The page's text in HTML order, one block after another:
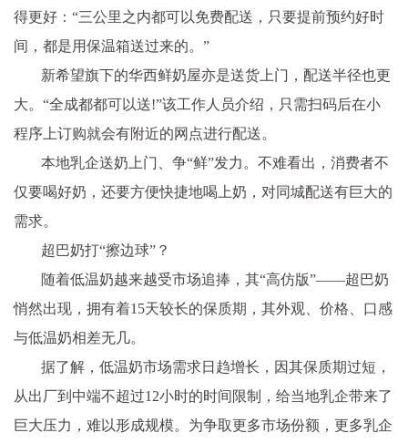
得更好：“三公里之内都可以免费配送，只要提前预约好时
间，都是用保温箱送过来的。”
新希望旗下的华西鲜奶屋亦是送货上门，配送半径也更
大。“全成都都可以送!”该工作人员介绍，只需扫码后在小
程序上订购就会有附近的网点进行配送。
本地乳企送奶上门、争“鲜”发力。不难看出，消费者不
仅要喝好奶，还要方便快捷地喝上奶，对同城配送有巨大的
需求。
超巴奶打“擦边球”？
随着低温奶越来越受市场追捧，其“高仿版”——超巴奶
悄然出现，拥有着15天较长的保质期，其外观、价格、口感
与低温奶相差无几。
据了解，低温奶市场需求日趋增长，因其保质期过短，
从出厂到中端不超过12小时的时间限制，给当地乳企带来了
巨大压力，难以形成规模。为争取更多市场份额，更多乳企